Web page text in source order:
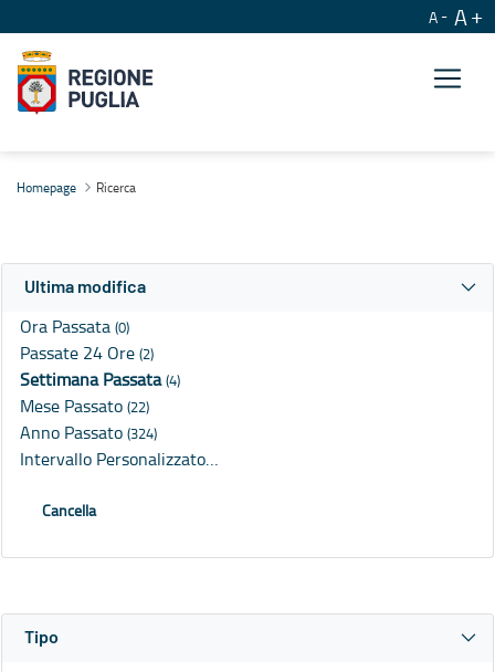
A A
Homepage Ricerca
Ultima modifica
Ora Passata (0)
Passate 24 Ore (2)
Settimana Passata(4)
Mese Passato (22)
Anno Passato (324)
Intervallo Personalizzato…
Cancella
Tipo